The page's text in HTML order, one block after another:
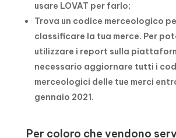
usare LOVAT per farlo;
Trova un codice merceologico
classificare la tua merce. Per
utilizzare i report sulla
necessario aggiornare tutti i
merceologici delle tue merci
gennaio 2021.
Per coloro che vendono